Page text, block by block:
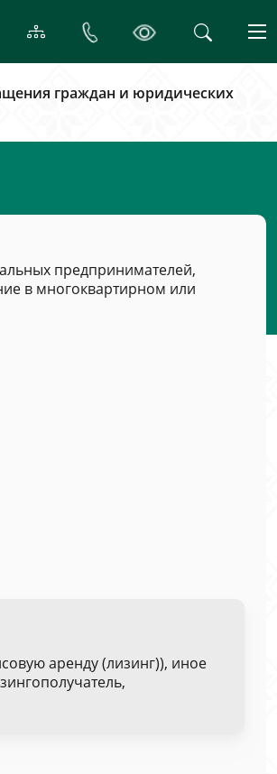
граждан и юридических
предпринимателей,
в многоквартирном или
аренду (лизинг)), иное